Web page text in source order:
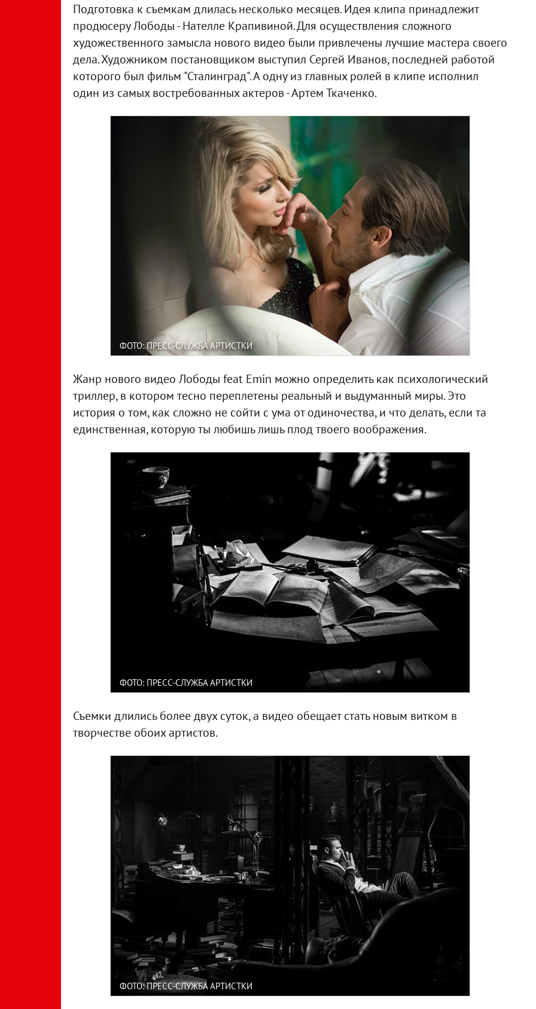
Подготовка к съемкам длилась несколько месяцев. Идея клипа принадлежит
продюсеру Лободы - Нателле Крапивиной. Для осуществления сложного
художественного замысла нового видео были привлечены лучшие мастера своего
дела. Художником постановщиком выступил Сергей Иванов, последней работой
которого был фильм "Сталинград". А одну из главных ролей в клипе исполнил
один из самых востребованных актеров - Артем Ткаченко.
ФОТО: ПРЕСС-СЛУЖБА АРТИСТКИ
Жанр нового видео Лободы feat Emin можно определить как психологический
триллер, в котором тесно переплетены реальный и выдуманный миры. Это
история о том, как сложно не сойти с ума от одиночества, и что делать, если та
единственная, которую ты любишь лишь плод твоего воображения.
ФОТО: ПРЕСС-СЛУЖБА АРТИСТКИ
Съемки длились более двух суток, а видео обещает стать новым витком в
творчестве обоих артистов.
ФОТО: ПРЕСС-СЛУЖБА АРТИСТКИ